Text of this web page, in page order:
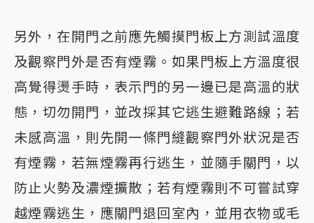
另外，在開門之前應先觸摸門板上方測試溫度
及觀察門外是否有煙霧。如果門板上方溫度很
高覺得燙手時，表示門的另一邊已是高溫的狀
態，切勿開門，並改採其它逃生避難路線；若
未感高溫，則先開一條門縫觀察門外狀況是否
有煙霧，若無煙霧再行逃生，並隨手關門，以
防止火勢及濃煙擴散；若有煙霧則不可嘗試穿
越煙霧逃生，應關門退回室內，並用衣物或毛